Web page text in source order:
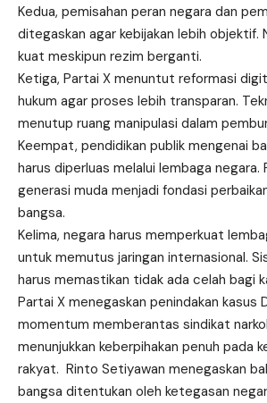
Kedua, pemisahan peran negara dan
ditegaskan agar kebijakan lebih objektif.
kuat meskipun rezim berganti.
Ketiga, Partai X menuntut reformasi
hukum agar proses lebih transparan.
menutup ruang manipulasi dalam
Keempat, pendidikan publik mengenai
harus diperluas melalui lembaga negara.
generasi muda menjadi fondasi
bangsa.
Kelima, negara harus memperkuat
untuk memutus jaringan internasional.
harus memastikan tidak ada celah bagi
Partai X menegaskan penindakan kasus
momentum memberantas sindikat
menunjukkan keberpihakan penuh pada
rakyat. Rinto Setiyawan menegaskan
bangsa ditentukan oleh ketegasan